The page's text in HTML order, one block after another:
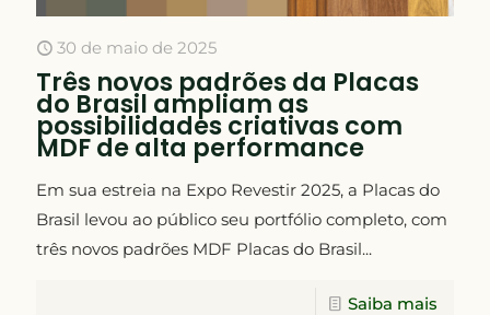
30 de maio de 2025
Três novos padrões da Placas
do Brasil ampliam as
possibilidades criativas com
MDF de alta performance
Em sua estreia na Expo Revestir 2025, a Placas do
Brasil levou ao público seu portfólio completo, com
três novos padrões MDF Placas do Brasil...
Saiba mais